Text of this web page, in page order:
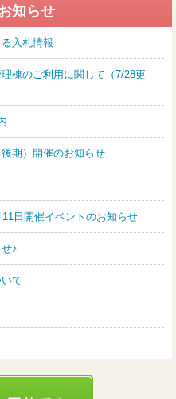
知らせ
入札情報
棟のご利用に関して（7/28更
期）開催のお知らせ
日開催イベントのお知らせ
♪
て